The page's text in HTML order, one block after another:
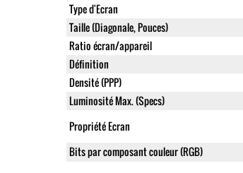
Type d'Ecran
Taille (Diagonale, Pouces)
Ratio écran/appareil
Définition
Densité (PPP)
Luminosité Max. (Specs)
Propriété Ecran
Bits par composant couleur (RGB)